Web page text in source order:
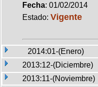
Fecha: 01/02/2014
Estado: Vigente
2014:01-(Enero)
2013:12-(Diciembre)
2013:11-(Noviembre)